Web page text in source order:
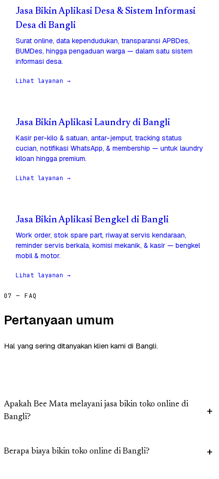
Jasa Bikin Aplikasi Desa & Sistem Informasi
Desa di Bangli
Surat online, data kependudukan, transparansi APBDes,
BUMDes, hingga pengaduan warga — dalam satu sistem
informasi desa.
Lihat layanan →
Jasa Bikin Aplikasi Laundry di Bangli
Kasir per-kilo & satuan, antar-jemput, tracking status
cucian, notifikasi WhatsApp, & membership — untuk laundry
kiloan hingga premium.
Lihat layanan →
Jasa Bikin Aplikasi Bengkel di Bangli
Work order, stok spare part, riwayat servis kendaraan,
reminder servis berkala, komisi mekanik, & kasir — bengkel
mobil & motor.
Lihat layanan →
07 — FAQ
Pertanyaan umum
Hal yang sering ditanyakan klien kami di Bangli.
Apakah Bee Mata melayani jasa bikin toko online di
Bangli?
Berapa biaya bikin toko online di Bangli?